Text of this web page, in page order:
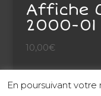
Affiche
2000-01
10,00€
En poursuivant